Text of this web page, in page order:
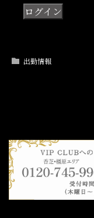
出勤情報